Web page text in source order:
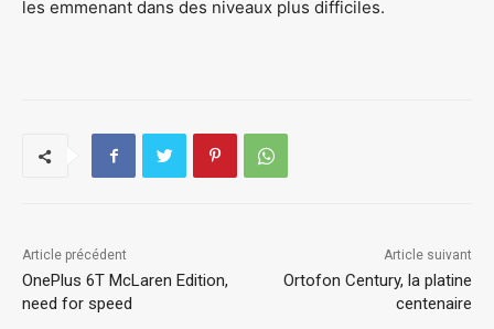
les emmenant dans des niveaux plus difficiles.
Article précédent
OnePlus 6T McLaren Edition,
need for speed
Article suivant
Ortofon Century, la platine
centenaire